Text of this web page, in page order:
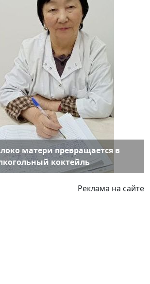
матери превращается в
коктейль
Реклама на сайте